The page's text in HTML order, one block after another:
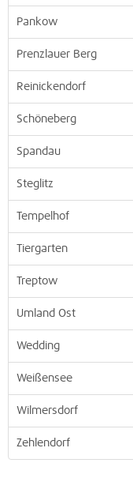
Pankow
Prenzlauer Berg
Reinickendorf
Schöneberg
Spandau
Steglitz
Tempelhof
Tiergarten
Treptow
Umland Ost
Wedding
Weißensee
Wilmersdorf
Zehlendorf